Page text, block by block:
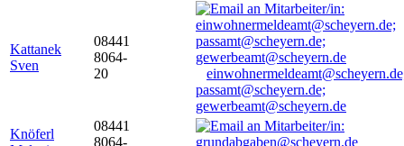
Kattanek
Sven
08441
8064-
20
passamt@scheyern.de;
gewerbeamt@scheyern.de
Knöferl
08441
8064-